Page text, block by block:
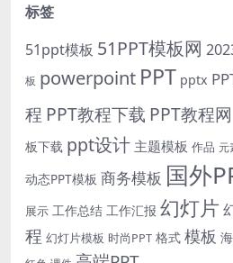
标签
51ppt模板 51PPT模板网
板 powerpoint PPT pptx
程 PPT教程下载 PPT教程网
板下载 ppt设计 主题模板 作品 元
动态PPT模板 商务模板 国外
展示 工作总结 工作汇报 幻灯片
程 幻灯片模板 时尚PPT 格式 模板